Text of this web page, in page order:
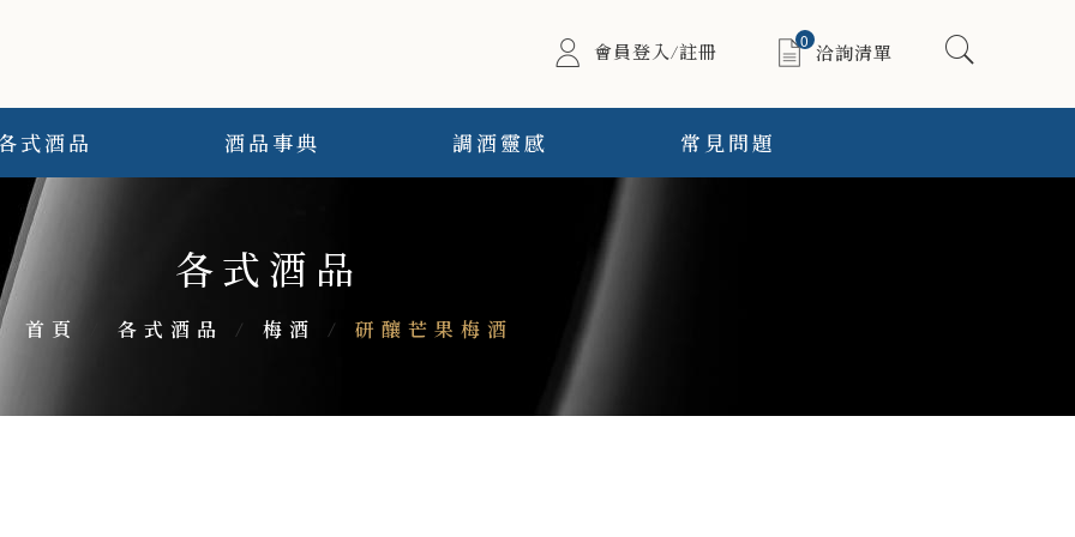
會員登入/註冊 0
洽詢清單
式酒品 酒品事典 調酒靈感 常見問題
各式酒品
首頁 各式酒品 / 梅酒 / 研釀芒果梅酒